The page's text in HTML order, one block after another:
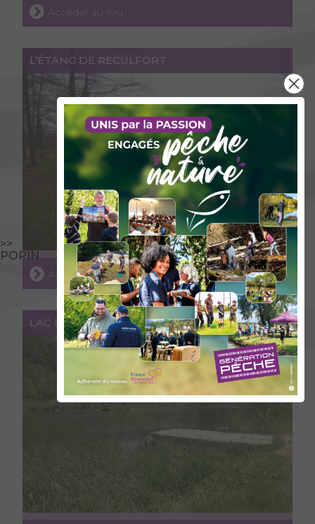
>>
POPIN
Accéder au lieu
L’ÉTANG DE RECULFORT
Accéder au lieu
LAC DE LA PISSEROTTE